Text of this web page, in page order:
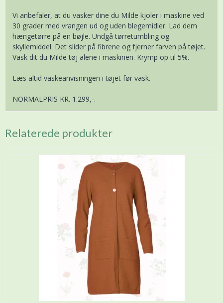
Vi anbefaler, at du vasker dine du Milde kjoler i maskine ved
30 grader med vrangen ud og uden blegemidler. Lad dem
hængetørre på en bøjle. Undgå tørretumbling og
skyllemiddel. Det slider på fibrene og fjerner farven på tøjet.
Vask dit du Milde tøj alene i maskinen. Krymp op til 5%.
Læs altid vaskeanvisningen i tøjet før vask.
NORMALPRIS KR. 1.299,-.
Relaterede produkter